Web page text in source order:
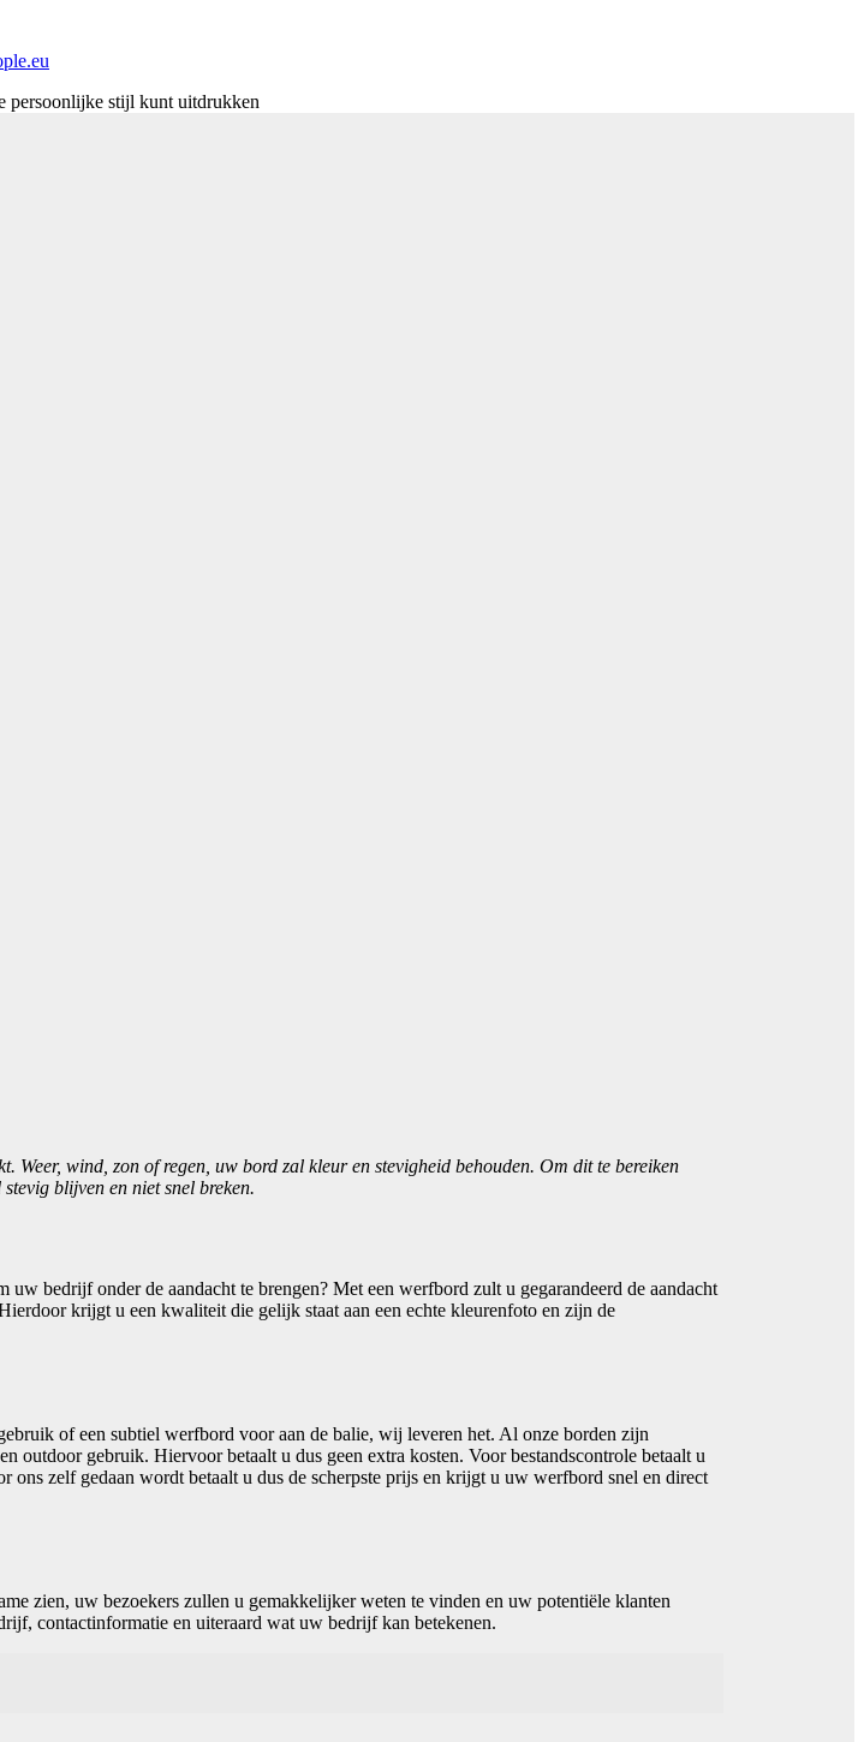
persoonlijke stijl kunt uitdrukken
wind, zon of regen, uw bord zal kleur en stevigheid behouden. Om dit te bereiken
blijven en niet snel breken.
bedrijf onder de aandacht te brengen? Met een werfbord zult u gegarandeerd de aandacht
krijgt u een kwaliteit die gelijk staat aan een echte kleurenfoto en zijn de
of een subtiel werfbord voor aan de balie, wij leveren het. Al onze borden zijn
gebruik. Hiervoor betaalt u dus geen extra kosten. Voor bestandscontrole betaalt u
zelf gedaan wordt betaalt u dus de scherpste prijs en krijgt u uw werfbord snel en direct
zien, uw bezoekers zullen u gemakkelijker weten te vinden en uw potentiële klanten
contactinformatie en uiteraard wat uw bedrijf kan betekenen.